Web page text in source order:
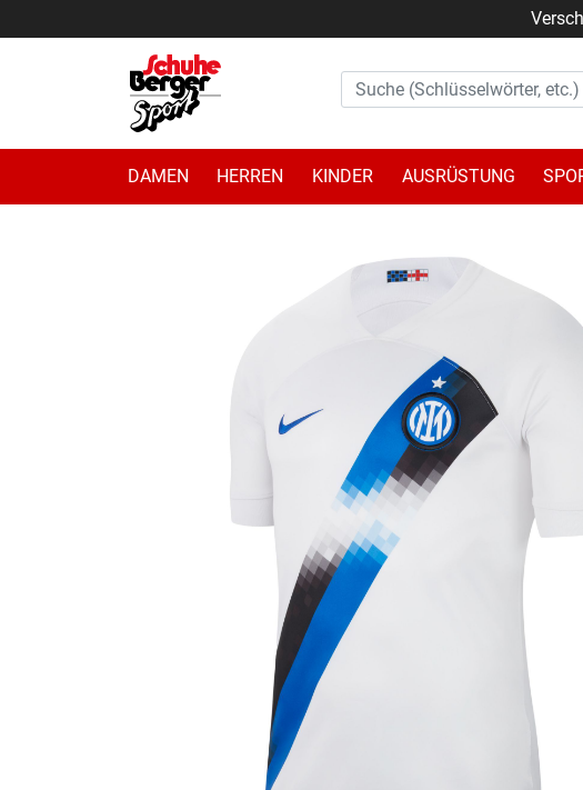
DAMEN HERREN KINDER AUSRÜSTUNG